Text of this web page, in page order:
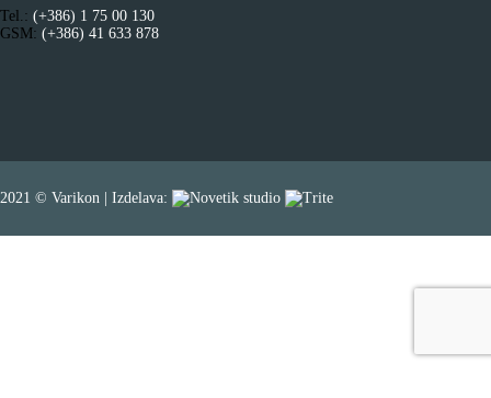
Tel.: (+386) 1 75 00 130
GSM: (+386) 41 633 878
2021 © Varikon | Izdelava: